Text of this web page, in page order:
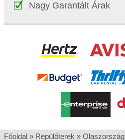
Nagy Garantált Árak
Főoldal » Repülőterek » Olaszország